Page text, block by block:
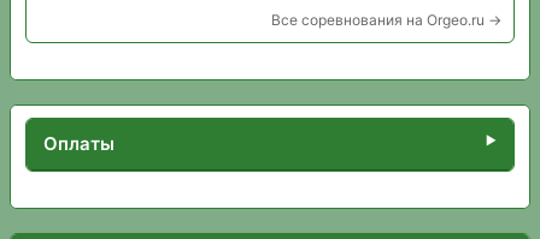
Все соревнования на Orgeo.ru →
Оплаты